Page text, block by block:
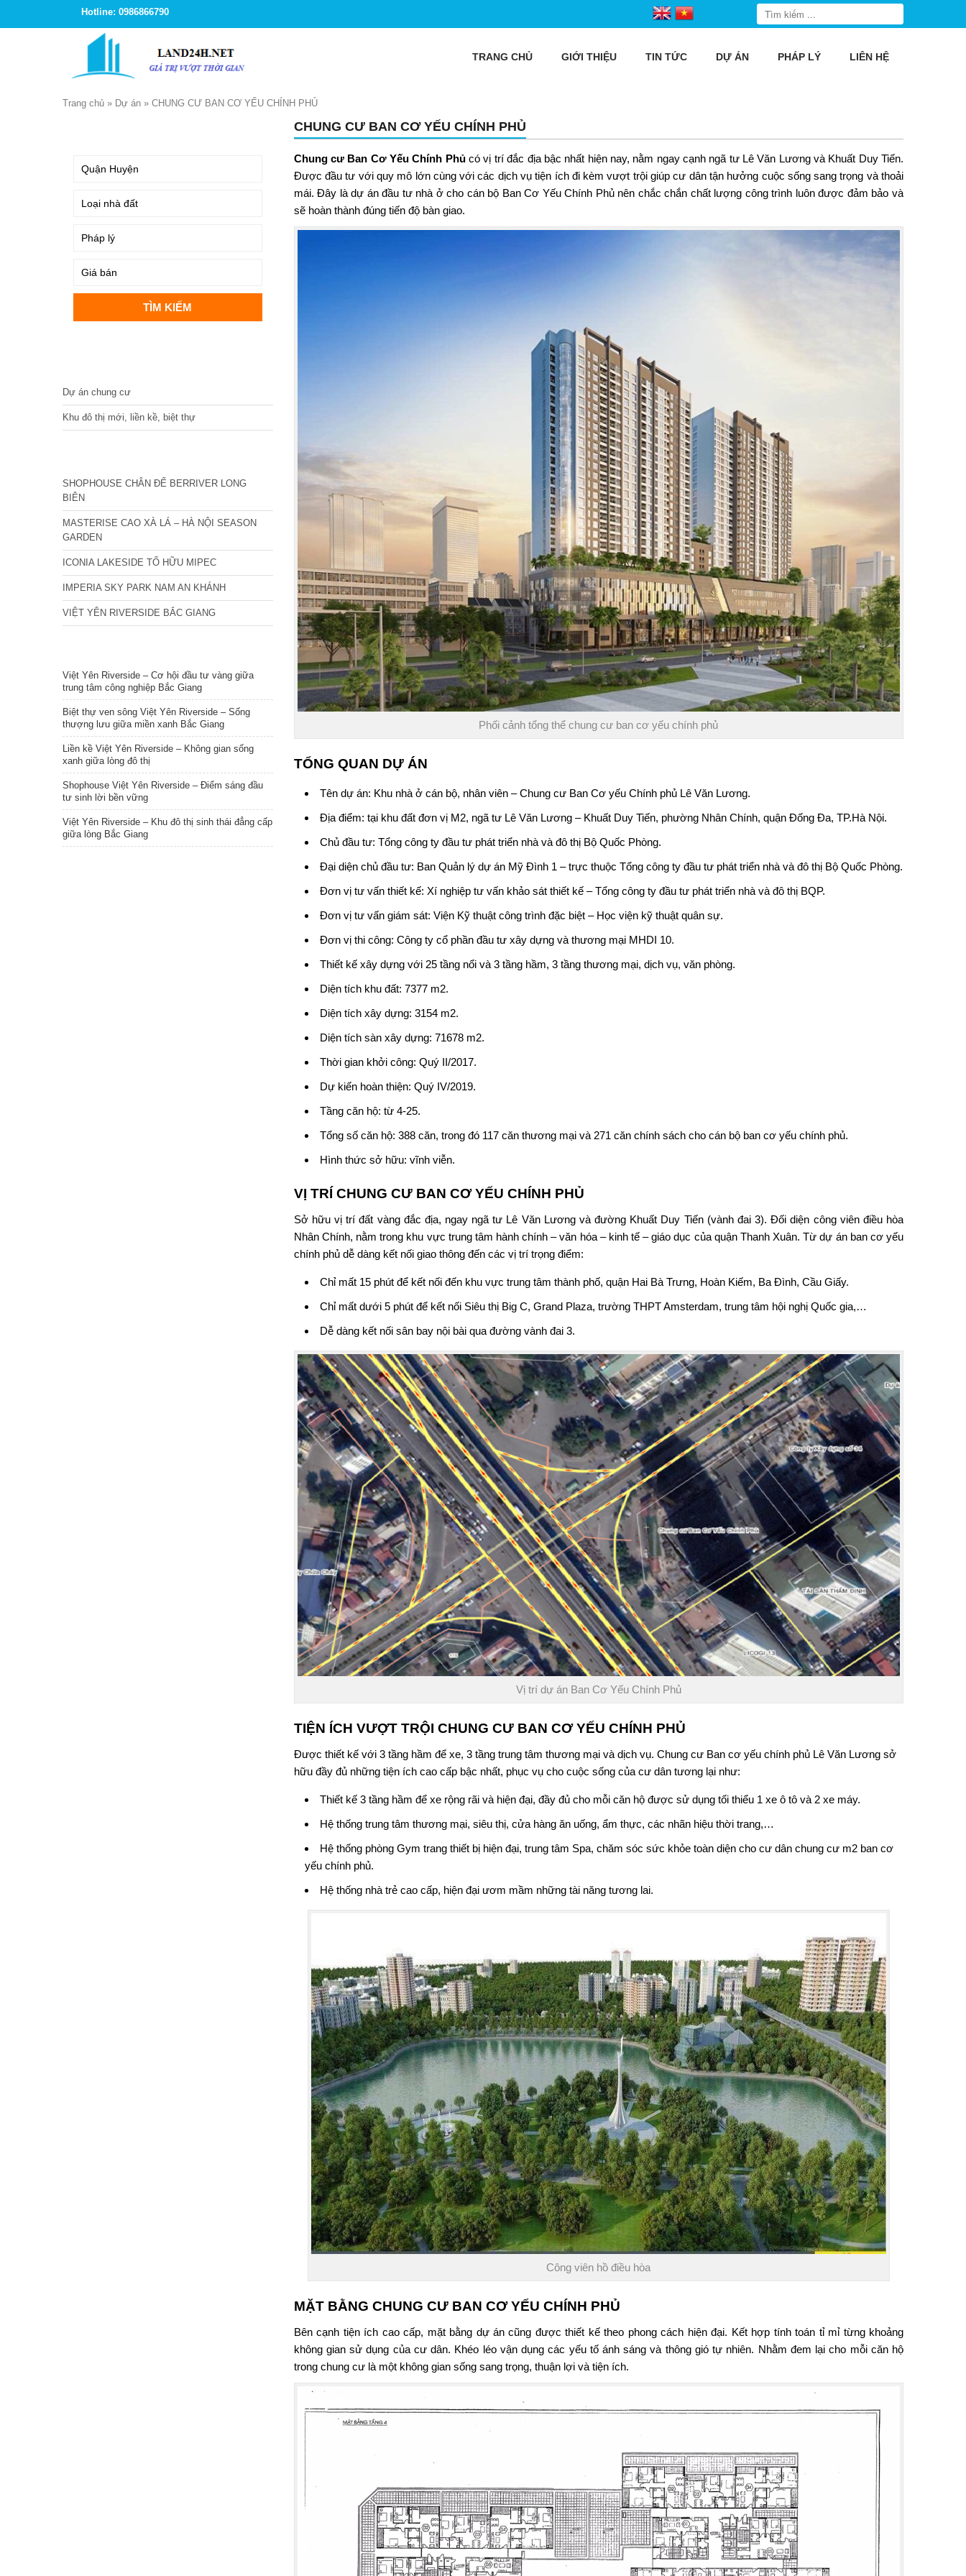
Hotline: 0986866790
TRANG CHỦ GIỚI THIỆU TIN TỨC DỰ ÁN PHÁP LÝ LIÊN HỆ
Trang chủ » Dự án » CHUNG CƯ BAN CƠ YẾU CHÍNH PHỦ
CHUNG CƯ BAN CƠ YẾU CHÍNH PHỦ
Chung cư Ban Cơ Yếu Chính Phủcó vị trí đắc địa bậc nhất hiện nay, nằm ngay cạnh ngã tư Lê Văn Lương và Khuất Duy Tiến.
Được đầu tư với quy mô lớn cùng với các dịch vụ tiện ích đi kèm vượt trội giúp cư dân tận hưởng cuộc sống sang trọng và thoải
mái. Đây là dự án đầu tư nhà ở cho cán bộ Ban Cơ Yếu Chính Phủ nên chắc chắn chất lượng công trình luôn được đảm bảo và
sẽ hoàn thành đúng tiến độ bàn giao.
Phối cảnh tổng thể chung cư ban cơ yếu chính phủ
TỔNG QUAN DỰ ÁN
Tên dự án: Khu nhà ở cán bộ, nhân viên –Chung cư Ban Cơ yếu Chính phủLê Văn Lương.
Địa điểm: tại khu đất đơn vị M2, ngã tư Lê Văn Lương – Khuất Duy Tiến, phường Nhân Chính, quận Đống Đa, TP.Hà Nội.
Chủ đầu tư: Tổng công ty đầu tư phát triển nhà và đô thị Bộ Quốc Phòng.
Đại diện chủ đầu tư: Ban Quản lý dự án Mỹ Đình 1 – trực thuộc Tổng công ty đầu tư phát triển nhà và đô thị Bộ Quốc Phòng.
Đơn vị tư vấn thiết kế: Xí nghiệp tư vấn khảo sát thiết kế – Tổng công ty đầu tư phát triển nhà và đô thị BQP.
Đơn vị tư vấn giám sát: Viện Kỹ thuật công trình đặc biệt – Học viện kỹ thuật quân sự.
Đơn vị thi công: Công ty cổ phần đầu tư xây dựng và thương mại MHDI 10.
Thiết kế xây dựng với 25 tầng nổi và 3 tầng hầm, 3 tầng thương mại, dịch vụ, văn phòng.
Diện tích khu đất: 7377 m2.
Diện tích xây dựng: 3154 m2.
Diện tích sàn xây dựng: 71678 m2.
Thời gian khởi công: Quý II/2017.
Dự kiến hoàn thiện: Quý IV/2019.
Tầng căn hộ: từ 4-25.
Tổng số căn hộ: 388 căn, trong đó 117 căn thương mại và 271 căn chính sách cho cán bộ ban cơ yếu chính phủ.
Hình thức sở hữu: vĩnh viễn.
VỊ TRÍ CHUNG CƯ BAN CƠ YẾU CHÍNH PHỦ
Sở hữu vị trí đất vàng đắc địa, ngay ngã tư Lê Văn Lương và đường Khuất Duy Tiến (vành đai 3). Đối diện công viên điều hòa
Nhân Chính, nằm trong khu vực trung tâm hành chính – văn hóa – kinh tế – giáo dục của quận Thanh Xuân. Từdự án ban cơ yếu
chính phủdễ dàng kết nối giao thông đến các vị trí trọng điểm:
Chỉ mất 15 phút để kết nối đến khu vực trung tâm thành phố, quận Hai Bà Trưng, Hoàn Kiếm, Ba Đình, Cầu Giấy.
Chỉ mất dưới 5 phút để kết nối Siêu thị Big C, Grand Plaza, trường THPT Amsterdam, trung tâm hội nghị Quốc gia,…
Dễ dàng kết nối sân bay nội bài qua đường vành đai 3.
Vị trí dự án Ban Cơ Yếu Chính Phủ
TIỆN ÍCH VƯỢT TRỘI CHUNG CƯ BAN CƠ YẾU CHÍNH PHỦ
Được thiết kế với 3 tầng hầm để xe, 3 tầng trung tâm thương mại và dịch vụ. Chung cư Ban cơ yếu chính phủ Lê Văn Lươngsở
hữu đầy đủ những tiện ích cao cấp bậc nhất, phục vụ cho cuộc sống của cư dân tương lại như:
Thiết kế 3 tầng hầm để xe rộng rãi và hiện đại, đầy đủ cho mỗi căn hộ được sử dụng tối thiểu 1 xe ô tô và 2 xe máy.
Hệ thống trung tâm thương mại, siêu thị, cửa hàng ăn uống, ẩm thực, các nhãn hiệu thời trang,…
Hệ thống phòng Gym trang thiết bị hiện đại, trung tâm Spa, chăm sóc sức khỏe toàn diện cho cư dân chung cư m2 ban cơ
yếu chính phủ.
Hệ thống nhà trẻ cao cấp, hiện đại ươm mầm những tài năng tương lai.
Công viên hồ điều hòa
MẶT BẰNG CHUNG CƯ BAN CƠ YẾU CHÍNH PHỦ
Bên cạnh tiện ích cao cấp, mặt bằng dự án cũng được thiết kế theo phong cách hiện đại. Kết hợp tính toán tỉ mỉ từng khoảng
không gian sử dụng của cư dân. Khéo léo vận dụng các yếu tố ánh sáng và thông gió tự nhiên. Nhằm đem lại cho mỗi căn hộ
trong chung cư là một không gian sống sang trọng, thuận lợi và tiện ích.
Dự án chung cư
Khu đô thị mới, liền kề, biệt thự
SHOPHOUSE CHÂN ĐẾ BERRIVER LONG
BIÊN
MASTERISE CAO XÀ LÁ – HÀ NỘI SEASON
GARDEN
ICONIA LAKESIDE TỐ HỮU MIPEC
IMPERIA SKY PARK NAM AN KHÁNH
VIỆT YÊN RIVERSIDE BẮC GIANG
Việt Yên Riverside – Cơ hội đầu tư vàng giữa
trung tâm công nghiệp Bắc Giang
Biệt thự ven sông Việt Yên Riverside – Sống
thượng lưu giữa miền xanh Bắc Giang
Liền kề Việt Yên Riverside – Không gian sống
xanh giữa lòng đô thị
Shophouse Việt Yên Riverside – Điểm sáng đầu
tư sinh lời bền vững
Việt Yên Riverside – Khu đô thị sinh thái đẳng cấp
giữa lòng Bắc Giang